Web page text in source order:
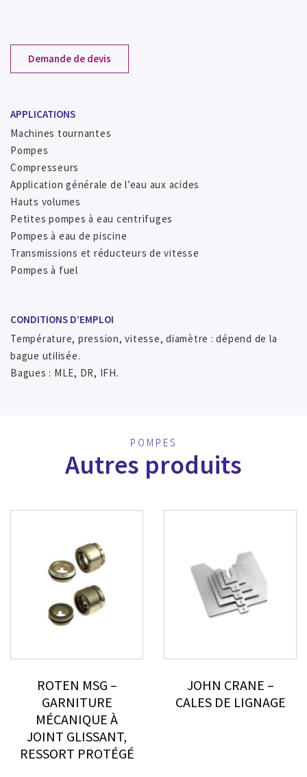
Demande de devis
APPLICATIONS
Machines tournantes
Pompes
Compresseurs
Application générale de l’eau aux acides
Hauts volumes
Petites pompes à eau centrifuges
Pompes à eau de piscine
Transmissions et réducteurs de vitesse
Pompes à fuel
CONDITIONS D’EMPLOI
Température, pression, vitesse, diamètre : dépend de la
bague utilisée.
Bagues : MLE, DR, IFH.
POMPES
Autres produits
ROTEN MSG –
GARNITURE
MÉCANIQUE À
JOINT GLISSANT,
RESSORT PROTÉGÉ
JOHN CRANE –
CALES DE LIGNAGE